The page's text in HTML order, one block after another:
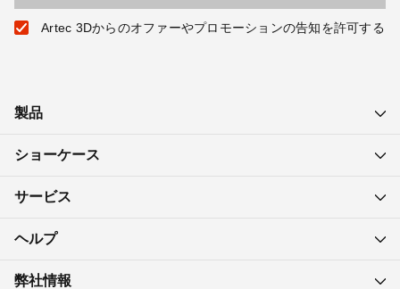
Artec 3Dからのオファーやプロモーションの告知を許可する
製品
ショーケース
サービス
ヘルプ
弊社情報